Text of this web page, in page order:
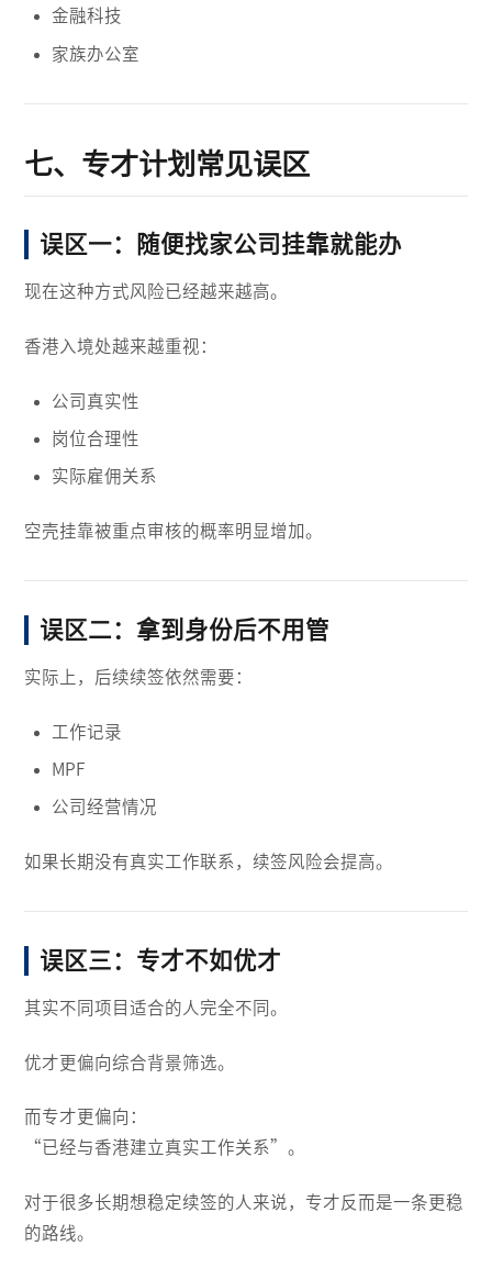
金融科技
家族办公室
七、专才计划常见误区
误区一：随便找家公司挂靠就能办
现在这种方式风险已经越来越高。
香港入境处越来越重视：
公司真实性
岗位合理性
实际雇佣关系
空壳挂靠被重点审核的概率明显增加。
误区二：拿到身份后不用管
实际上，后续续签依然需要：
工作记录
MPF
公司经营情况
如果长期没有真实工作联系，续签风险会提高。
误区三：专才不如优才
其实不同项目适合的人完全不同。
优才更偏向综合背景筛选。
而专才更偏向：
“已经与香港建立真实工作关系”。
对于很多长期想稳定续签的人来说，专才反而是一条更稳
的路线。